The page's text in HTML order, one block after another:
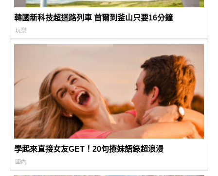
韓國新科技超迴路列車 首爾到釜山只要16分鐘
玩樂
學起來直接女友GET！20句撩妹語錄超浪漫
國內